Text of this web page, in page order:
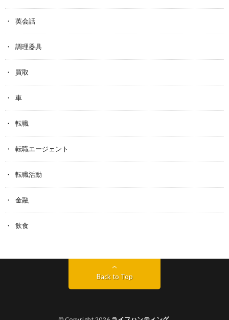
英会話
調理器具
買取
車
転職
転職エージェント
転職活動
金融
飲食
Back to Top